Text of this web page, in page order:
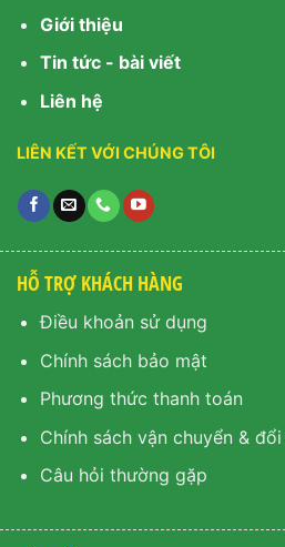
Giới thiệu
Tin tức - bài viết
Liên hệ
LIÊN KẾT VỚI
HỖ TRỢ KHÁCH HÀNG
Điều khoản sử dụng
Chính sách bảo mật
Phương thức thanh toán
Chính sách vận chuyển &
Câu hỏi thường gặp